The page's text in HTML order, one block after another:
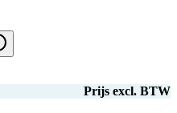
Prijs excl. BTW